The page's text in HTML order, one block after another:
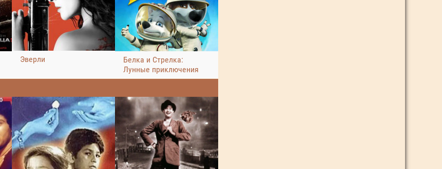
Эверли
Белка и Стрелка:
Лунные приключения